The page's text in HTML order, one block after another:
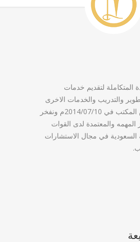
المتكاملة لتقديم خدمات
والتدريب والخدمات الاخرى
المساندة. تاسس المكتب في 2014/07/10م ونفخر
المهمه والمعتمدة لدى القوات
السعودية في مجال الاستشارات